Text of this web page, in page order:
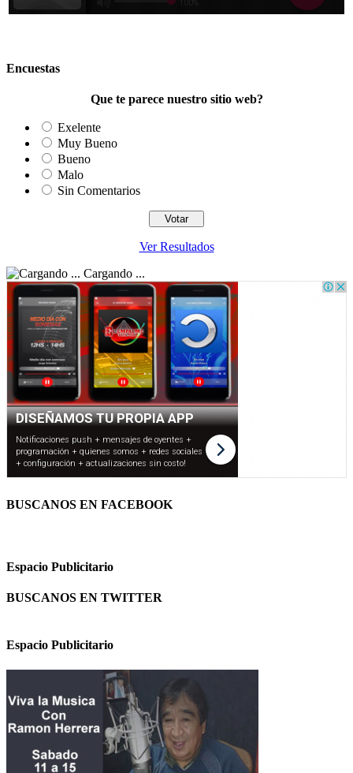
Encuestas
Que te parece nuestro sitio web?
Exelente
Muy Bueno
Bueno
Malo
Sin Comentarios
Ver Resultados
Cargando ...
BUSCANOS EN FACEBOOK
Espacio Publicitario
BUSCANOS EN TWITTER
Espacio Publicitario